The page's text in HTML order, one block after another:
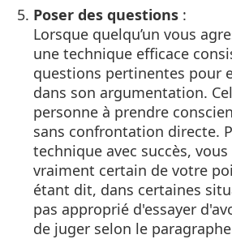
Poser des questions :
Lorsque quelqu’un vous
une technique efficace
questions pertinentes pour
dans son argumentation.
personne à prendre
sans confrontation directe.
technique avec succès,
vraiment certain de votre
étant dit, dans certaines
pas approprié d'essayer
de juger selon le